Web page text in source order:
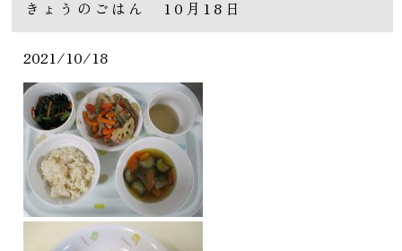
きょうのごはん 10月18日
2021/10/18